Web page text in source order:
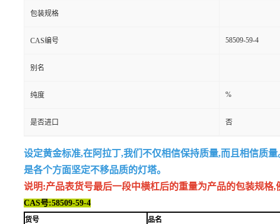
包装规格
CAS编号 58509-59-4
别名
纯度 %
是否进口 否
设定黄金标准,在阿拉丁,我们不仅相信保持质量,而且相信质
是各个方面坚定不移品质的灯塔。
说明:产品表货号最后一段中横杠后的重量为产品的包装规格,
CAS号:58509-59-4
货号 品名